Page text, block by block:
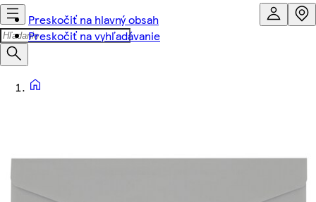
Preskočiť na hlavný obsah
Preskočiť na vyhľadávanie